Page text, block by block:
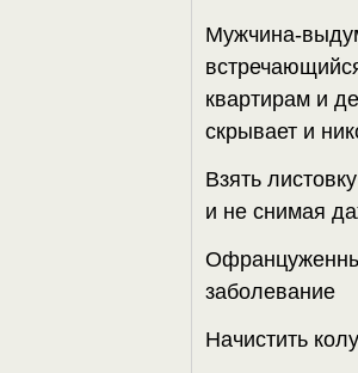
Мужчина-
квартирам и
скрывает и
Взять
и не снимая
заболевание
Начистить